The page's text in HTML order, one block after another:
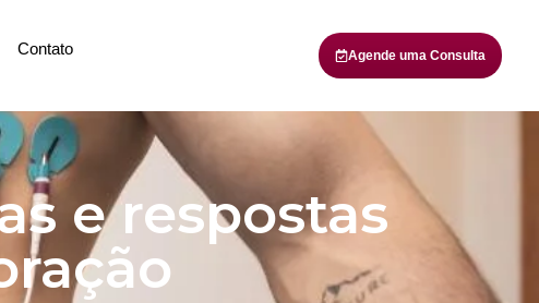
Contato Agende uma Consulta
e respostas